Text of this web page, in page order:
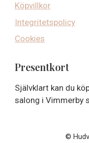
Köpvillkor
Integritetspolicy
Cookies
Presentkort
Självklart kan du
salong i Vimmerby
©